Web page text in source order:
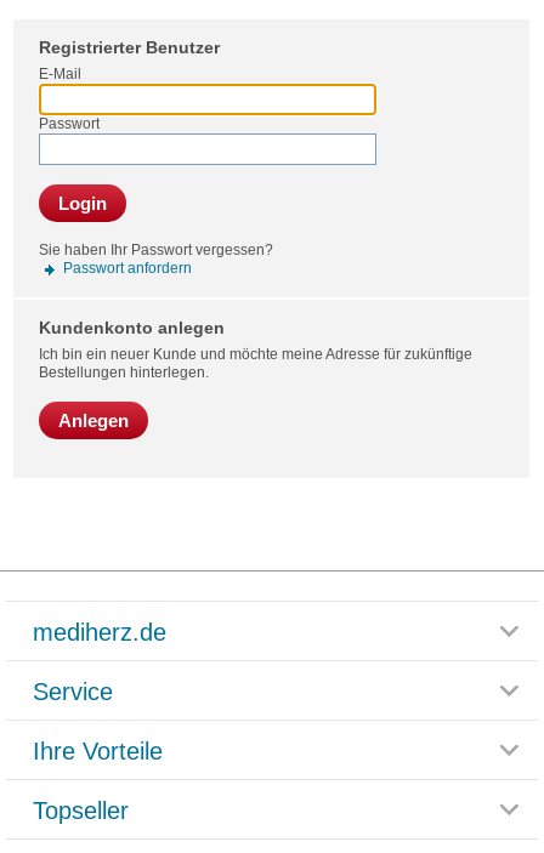
Registrierter Benutzer
E-Mail
Passwort
Login
Sie haben Ihr Passwort vergessen?
Passwort anfordern
Kundenkonto anlegen
Ich bin ein neuer Kunde und möchte meine Adresse für zukünftige
Bestellungen hinterlegen.
Anlegen
mediherz.de
Glossar
Häufig gestellte Fragen
Datenschutz
Service
Rücksendemöglichkeit
Paketlieferstatus
Ihre Vorteile
Rezeptlieferung
Bonusprogramm
Topseller